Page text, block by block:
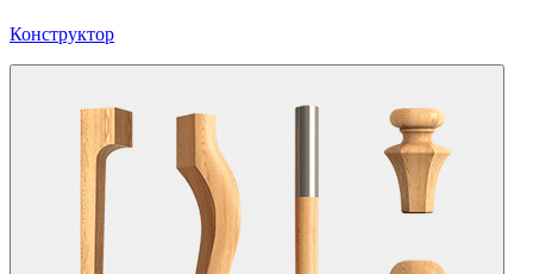
Конструктор